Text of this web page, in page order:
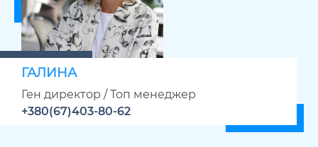
ГАЛИНА
Ген директор / Топ менеджер
+380(67)403-80-62